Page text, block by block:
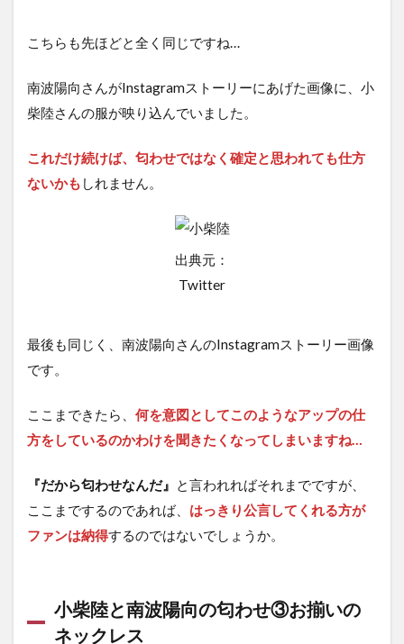
こちらも先ほどと全く同じですね…
南波陽向さんがInstagramストーリーにあげた画像に、小
柴陸さんの服が映り込んでいました。
これだけ続けば、匂わせではなく確定と思われても仕方
ないかも しれません。
出典元：
Twitter
最後も同じく、南波陽向さんのInstagramストーリー画像
です。
ここまできたら、 何を意図としてこのようなアップの仕
方をしているのかわけを聞きたくなってしまいますね…
『だから匂わせなんだ』
と言われればそれまでですが、
ここまでするのであれば、 はっきり公言してくれる方が
ファンは納得するのではないでしょうか。
小柴陸と南波陽向の匂わせ③お揃いの
ネックレス